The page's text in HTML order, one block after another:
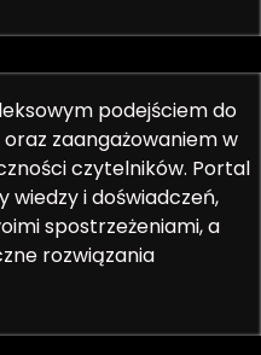
podejściem do
zaangażowaniem w
czytelników. Portal
i doświadczeń,
spostrzeżeniami, a
rozwiązania